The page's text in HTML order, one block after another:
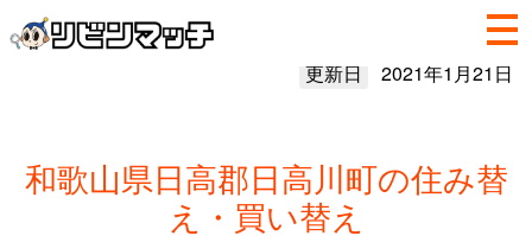
更新日 2021年1月21日
和歌山県日高郡日高川町の住み替
え・買い替え